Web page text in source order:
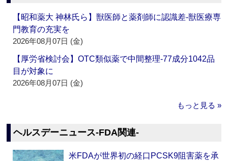
【昭和薬大 神林氏ら】獣医師と薬剤師に認識差‐獣医療専
門教育の充実を
2026年08月07日 (金)
【厚労省検討会】OTC類似薬で中間整理‐77成分1042品
目が対象に
2026年08月07日 (金)
もっと見る »
ヘルスデーニュース‐FDA関連‐
米FDAが世界初の経口PCSK9阻害薬を承